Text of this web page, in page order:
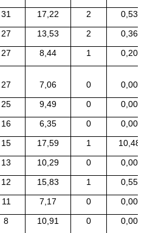
31 17,22 2
0,53
27 13,53 2
0,36
27 8,44 1
0,20
27 7,06 0
0,00
25 9,49 0
0,00
16 6,35 0
0,00
15 17,59 1
10,48
13 10,29 0
0,00
12 15,83 1
0,55
11 7,17 0
0,00
8 10,91 0
0,00